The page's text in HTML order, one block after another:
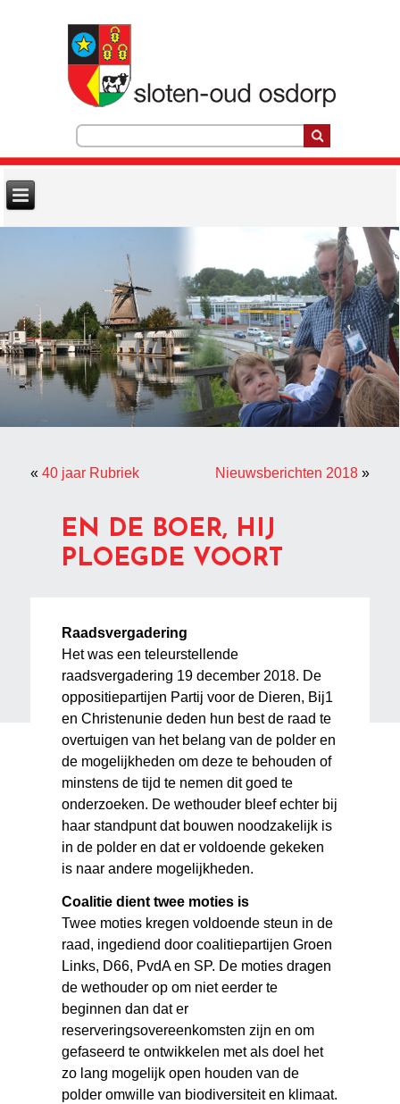
«40 jaar Rubriek Nieuwsberichten 2018»
EN DE BOER, HIJ
PLOEGDE VOORT
Raadsvergadering
Het was een teleurstellende
raadsvergadering 19 december 2018. De
oppositiepartijen Partij voor de Dieren, Bij1
en Christenunie deden hun best de raad te
overtuigen van het belang van de polder en
de mogelijkheden om deze te behouden of
minstens de tijd te nemen dit goed te
onderzoeken. De wethouder bleef echter bij
haar standpunt dat bouwen noodzakelijk is
in de polder en dat er voldoende gekeken
is naar andere mogelijkheden.
Coalitie dient twee moties is
Twee moties kregen voldoende steun in de
raad, ingediend door coalitiepartijen Groen
Links, D66, PvdA en SP. De moties dragen
de wethouder op om niet eerder te
beginnen dan dat er
reserveringsovereenkomsten zijn en om
gefaseerd te ontwikkelen met als doel het
zo lang mogelijk open houden van de
polder omwille van biodiversiteit en klimaat.